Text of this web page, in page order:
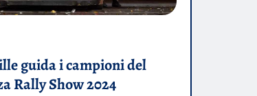
guida i campioni del
Rally Show 2024